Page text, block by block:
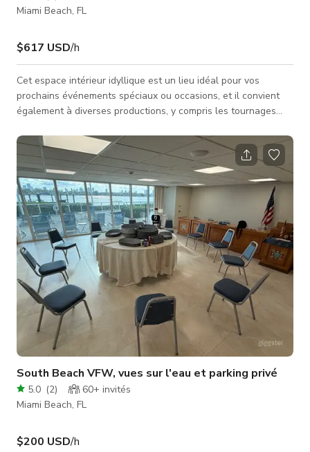
Miami Beach, FL
$617 USD/h
Cet espace intérieur idyllique est un lieu idéal pour vos
prochains événements spéciaux ou occasions, et il convient
également à diverses productions, y compris les tournages
que les publicités télévisées, clips musicaux, contenus pour
les réseaux sociaux, et plus encore. Veuillez vérifier la
disponibilité de l'espace auprès de l'hôte.
South Beach VFW, vues sur l'eau et parking privé
5.0 (2) 60+ invités
Miami Beach, FL
$200 USD/h